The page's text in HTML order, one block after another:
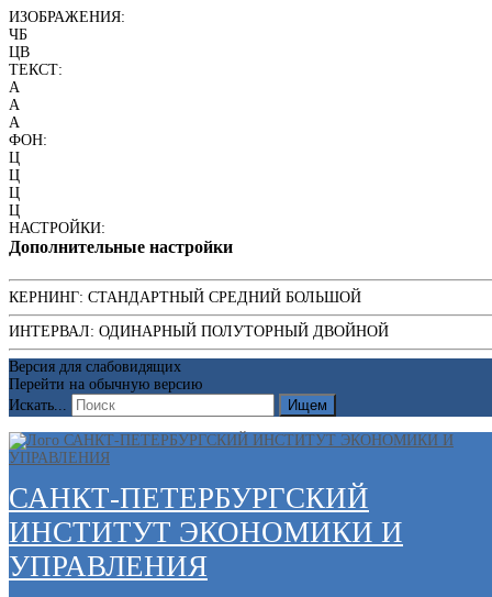
ИЗОБРАЖЕНИЯ:
ЧБ
ЦВ
ТЕКСТ:
A
A
A
ФОН:
Ц
Ц
Ц
Ц
НАСТРОЙКИ:
Дополнительные настройки
КЕРНИНГ: СТАНДАРТНЫЙ СРЕДНИЙ БОЛЬШОЙ
ИНТЕРВАЛ: ОДИНАРНЫЙ ПОЛУТОРНЫЙ ДВОЙНОЙ
Версия для слабовидящих
Перейти на обычную версию
Искать...
Ищем
САНКТ-ПЕТЕРБУРГСКИЙ
ИНСТИТУТ ЭКОНОМИКИ И
УПРАВЛЕНИЯ